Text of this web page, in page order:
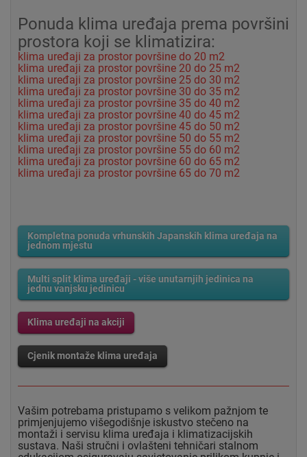
Ponuda klima uređaja prema površini
prostora koji se klimatizira:
klima uređaji za prostor površine do 20 m2
klima uređaji za prostor površine 20 do 25 m2
klima uređaji za prostor površine 25 do 30 m2
klima uređaji za prostor površine 30 do 35 m2
klima uređaji za prostor površine 35 do 40 m2
klima uređaji za prostor površine 40 do 45 m2
klima uređaji za prostor površine 45 do 50 m2
klima uređaji za prostor površine 50 do 55 m2
klima uređaji za prostor površine 55 do 60 m2
klima uređaji za prostor površine 60 do 65 m2
klima uređaji za prostor površine 65 do 70 m2
Kompletna ponuda vrhunskih Japanskih klima uređaja na
jednom mjestu
Multi split klima uređaji - više unutarnjih jedinica na
jednu vanjsku jedinicu
Klima uređaji na akciji
Cjenik montaže klima uređaja
Vašim potrebama pristupamo s velikom pažnjom te
primjenjujemo višegodišnje iskustvo stečeno na
montaži i servisu klima uređaja i klimatizacijskih
sustava. Naši stručni i ovlašteni tehničari stalnom